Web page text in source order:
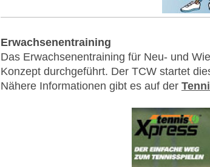
Erwachsenentraining
Das Erwachsenentraining für Neu- und
Konzept durchgeführt. Der TCW startet
Nähere Informationen gibt es auf der